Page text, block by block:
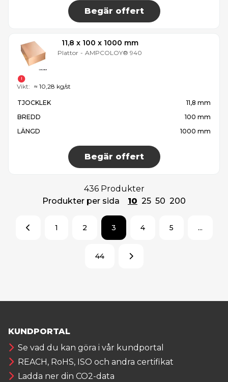
Begär offert
11,8 x 100 x 1000 mm
Plattor - AMPCOLOY® 940
TJOCKLEK
11,8 mm
BREDD
100 mm
LÄNGD
1000 mm
Begär offert
Vikt: ≈ 10,28 kg/st
436 Produkter
Produkter per sida
10 25 50 200
1 2 3 4 5 ...
44
KUNDPORTAL
Se vad du kan göra i vår kundportal
REACH, RoHS, ISO och andra certifikat
Ladda ner din CO2-data